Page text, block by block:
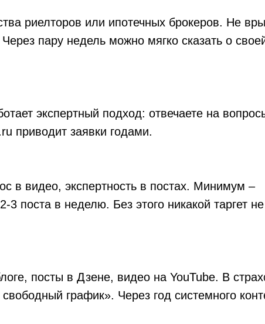
риелторов или ипотечных брокеров. Не
пару недель можно мягко сказать о
экспертный подход: отвечаете на
приводит заявки годами.
в видео, экспертность в постах. Минимум –
поста в неделю. Без этого никакой таргет не
посты в Дзене, видео на YouTube. В
график». Через год системного